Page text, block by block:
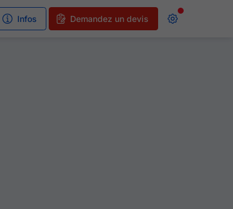
Infos Demandez un devis